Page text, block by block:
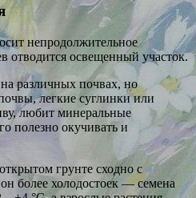
непродолжительное
отводится освещенный участок.
различных почвах, но
легкие суглинки или
любит минеральные
полезно окучивать и
грунте сходно с
более холодостоек — семена